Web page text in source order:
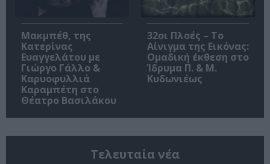
Μακμπέθ, της
Κατερίνας
Ευαγγελάτου με
Γιώργο Γάλλο &
Καρυοφυλλιά
Καραμπέτη στο
Θέατρο Βασιλάκου
32οι Πλοές – Το
Αίνιγμα της Εικόνας:
Ομαδική έκθεση στο
Ίδρυμα Π. & Μ.
Κυδωνιέως
Τελευταία νέα